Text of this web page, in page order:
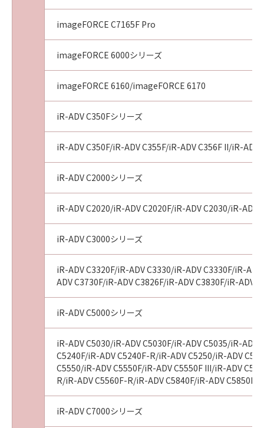
は、「許諾ソフトウェア」に関して、商品性お
よび特定の目的への適合性または「許諾ソフト
証もしません。
(2) キヤノン、キヤノンの子会社、それらの販売
代理店および販売店、並びにキヤノンのライセ
ンサーは、お客様が「許諾ソフトウェア」を使
用した結果として生ずるあらゆる行為につい
て、一切の責任を明確に否認します。お客様
は、ご自身の裁量とリスクで「許諾ソフトウェ
ア」を使用し、「許諾ソフトウェア」を使用す
ることから生じた、機器の損傷またはデータ損
(3) キヤノン、キヤノンの子会社、それらの販売
ンサーは、本契約に基づくそれらの債務不履行
または不法行為によりお客様に損害が生じた場
合、いかなる損害（逸失利益およびその他の派
生的または付随的な損害を含むがこれらに限定
されない全ての損害をいいます。）について
も、一切の責任を負わないものとします。
(4) お客様とキヤノンとの間の本契約が消費者契
約法に定める消費者契約に該当する場合であっ
て、「許諾ソフトウェア」の動作が実質的に仕
様に不一致の場合についてのキヤノン、キヤノ
ンの子会社、それらの販売代理店または販売店
並びにキヤノンのライセンサーのすべての責任
およびお客様の唯一の救済は、前項の規定にか
imageFORCE C7165F Pro
imageFORCE 6000シリーズ
imageFORCE 6160/imageFORCE 6170
iR-ADV C350Fシリーズ
iR-ADV C350F/iR-ADV C355F/iR-ADV C356F II/iR-
iR-ADV C2000シリーズ
iR-ADV C2020/iR-ADV C2020F/iR-ADV C2030/iR-
iR-ADV C3000シリーズ
iR-ADV C3320F/iR-ADV C3330/iR-ADV C3330F/iR-
ADV C3730F/iR-ADV C3826F/iR-ADV C3830F/iR-ADV
iR-ADV C5000シリーズ
iR-ADV C5030/iR-ADV C5030F/iR-ADV C5035/iR-
C5240F/iR-ADV C5240F-R/iR-ADV C5250/iR-ADV
C5550/iR-ADV C5550F/iR-ADV C5550F III/iR-ADV
R/iR-ADV C5560F-R/iR-ADV C5840F/iR-ADV C5850F/
iR-ADV C7000シリーズ